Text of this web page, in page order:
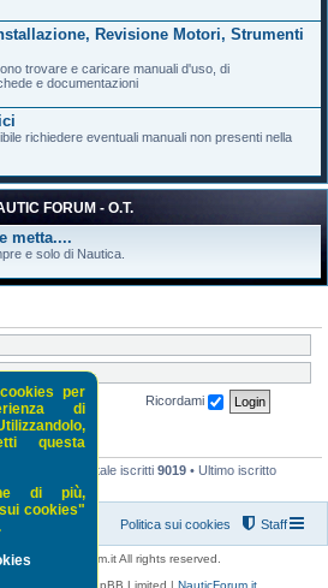
Revisione Motori, Strumenti
trovare e caricare manuali d'uso, di
e documentazioni
richiedere eventuali manuali non presenti nella
FORUM - O.T.
metta....
e solo di Nautica.
Ricordami
• Totale iscritti 9019 • Ultimo iscritto
per
di
questa
di più,
cookies"
Staff
Politica sui cookies
NauticForum.it All rights reserved.
Software © phpBB Limited | NauticForum.it